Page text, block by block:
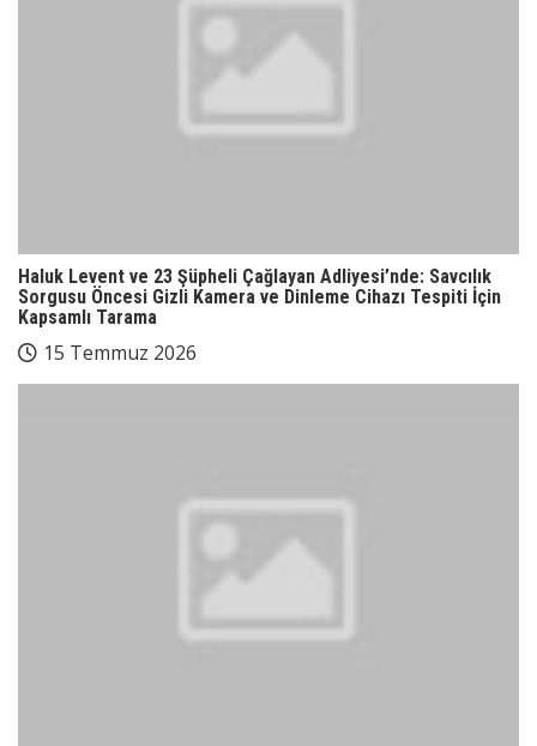
Haluk Levent ve 23 Şüpheli Çağlayan Adliyesi’nde: Savcılık
Sorgusu Öncesi Gizli Kamera ve Dinleme Cihazı Tespiti İçin
Kapsamlı Tarama
15 Temmuz 2026